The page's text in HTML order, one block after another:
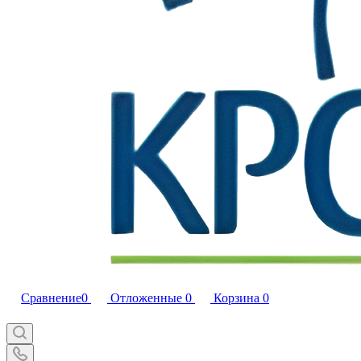
Сравнение0 Отложенные 0 Корзина 0